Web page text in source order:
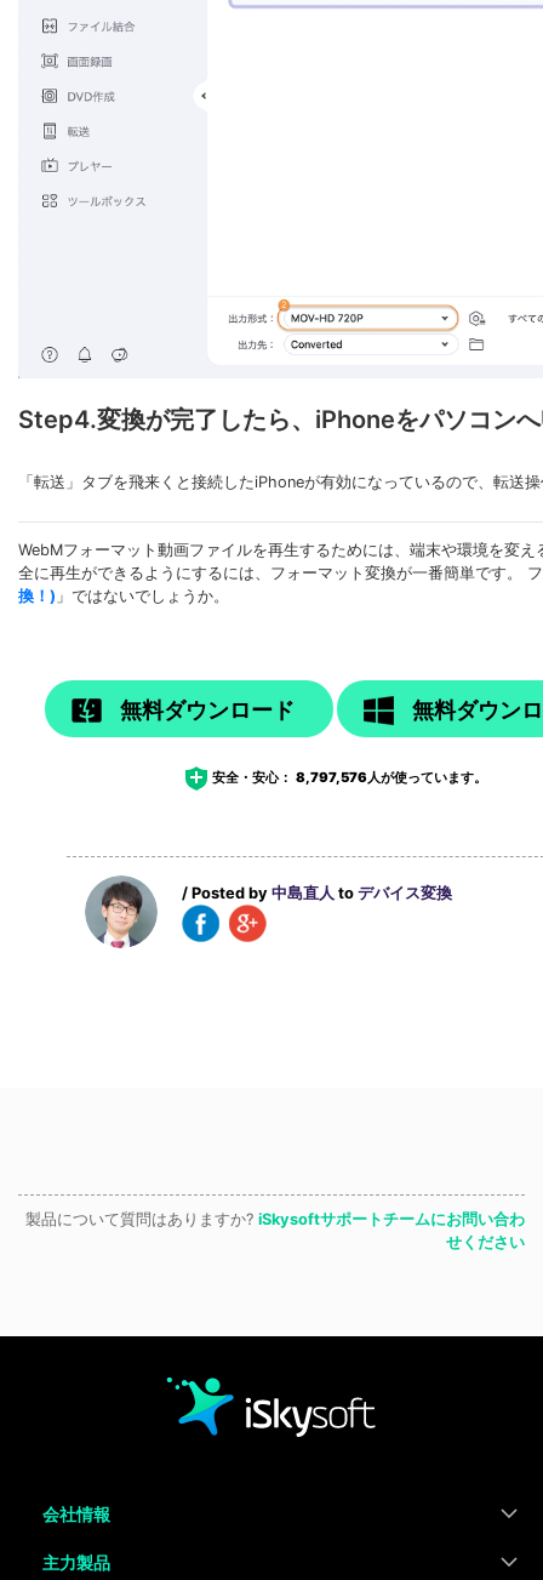
Step4.変換が完了したら、iPhoneをパソコン
「転送」タブを飛来くと接続したiPhoneが有効になっているので、転送
WebMフォーマット動画ファイルを再生するためには、端末や環境を変
全に再生ができるようにするには、フォーマット変換が一番簡単です。
換！) 」ではないでしょうか。
無料ダウンロード 無料ダウン
安全・安心： 8,797,576人が使っています。
/ Posted by 中島直人 to デバイス変換
製品について質問はありますか? iSkysoftサポートチームにお問い合わ
せください
会社情報
主力製品